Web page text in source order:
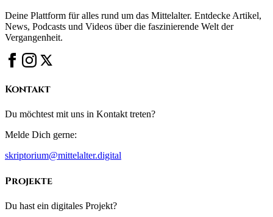
Deine Plattform für alles rund um das Mittelalter. Entdecke Artikel,
News, Podcasts und Videos über die faszinierende Welt der
Vergangenheit.
Kontakt
Du möchtest mit uns in Kontakt treten?
Melde Dich gerne:
skriptorium@mittelalter.digital
Projekte
Du hast ein digitales Projekt?